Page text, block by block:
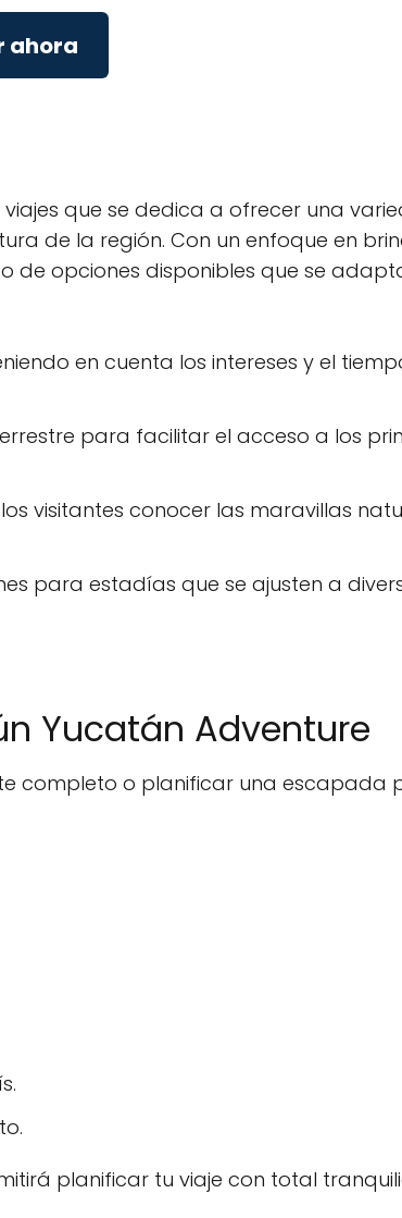
ahora
que se dedica a ofrecer una
de la región. Con un enfoque en
de opciones disponibles que se
en cuenta los intereses y el
para facilitar el acceso a los
visitantes conocer las maravillas
para estadías que se ajusten a
Yucatán Adventure
completo o planificar una escapada
planificar tu viaje con total